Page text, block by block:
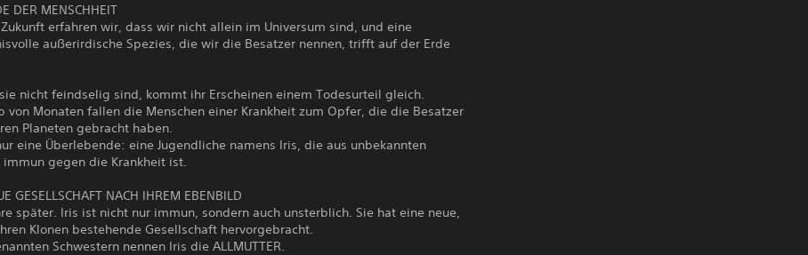
DER MENSCHHEIT
erfahren wir, dass wir nicht allein im Universum sind, und eine
außerirdische Spezies, die wir die Besatzer nennen, trifft auf der Erde
nicht feindselig sind, kommt ihr Erscheinen einem Todesurteil gleich.
von Monaten fallen die Menschen einer Krankheit zum Opfer, die die Besatzer
Planeten gebracht haben.
eine Überlebende: eine Jugendliche namens Iris, die aus unbekannten
immun gegen die Krankheit ist.
GESELLSCHAFT NACH IHREM EBENBILD
später. Iris ist nicht nur immun, sondern auch unsterblich. Sie hat eine neue,
Klonen bestehende Gesellschaft hervorgebracht.
Schwestern nennen Iris die ALLMUTTER.